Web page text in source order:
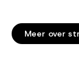
Meer over